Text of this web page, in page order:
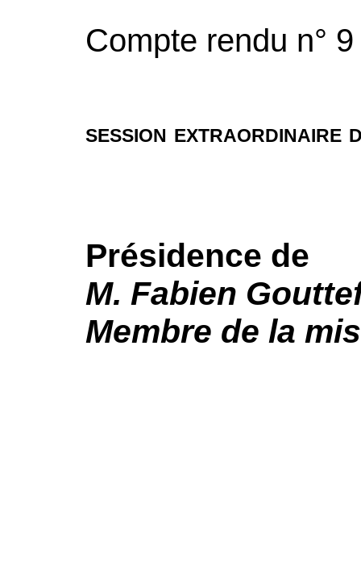
Compte rendu n° 9
session extraordinaire
Présidence de
M. Fabien
Membre de la